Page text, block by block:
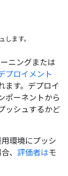
します。
ニングまたは
プロイメント
ます。デプロイ
ポーネントから
ッシュするかど
環境にプッシ
、 評価者はモ